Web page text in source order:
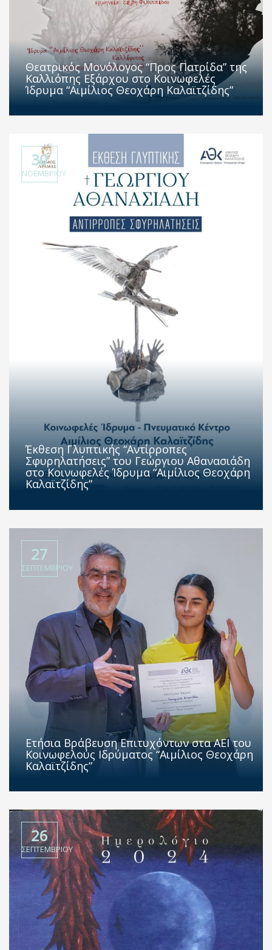
Θεατρικός Μονόλογος “Προς Πατρίδα” της
Καλλιόπης Εξάρχου στο Κοινωφελές
Ίδρυμα “Αιμίλιος Θεοχάρη Καλαϊτζίδης”
30
ΝΟΕΜΒΡΊΟΥ
Έκθεση Γλυπτικής “Αντίρροπες
Σφυρηλατήσεις” του Γεώργιου Αθανασιάδη
στο Κοινωφελές Ίδρυμα “Αιμίλιος Θεοχάρη
Καλαϊτζίδης”
27
ΣΕΠΤΕΜΒΡΊΟΥ
Ετήσια Βράβευση Επιτυχόντων στα ΑΕΙ του
Κοινωφελούς Ιδρύματος “Αιμίλιος Θεοχάρη
Καλαϊτζίδης”
26
ΣΕΠΤΕΜΒΡΊΟΥ